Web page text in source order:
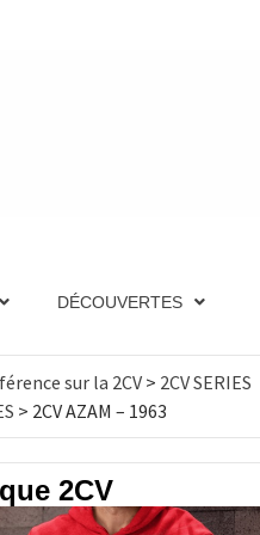
TRANSMISSION,
PRODUITS DÉRIVÉS…
DÉCOUVERTES
sur la 2CV> 2CV SERIES
> 2CV AZAM – 1963
2CV